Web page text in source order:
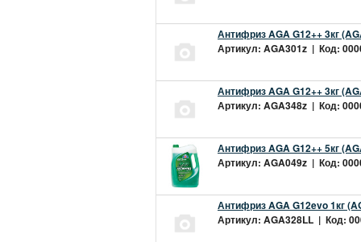
Антифриз AGA G12++ 3кг
Артикул: AGA301z | Код:
Антифриз AGA G12++ 3кг
Артикул: AGA348z | Код:
Антифриз AGA G12++ 5кг
Артикул: AGA049z | Код:
Антифриз AGA G12evo 1кг
Артикул: AGA328LL | Код: